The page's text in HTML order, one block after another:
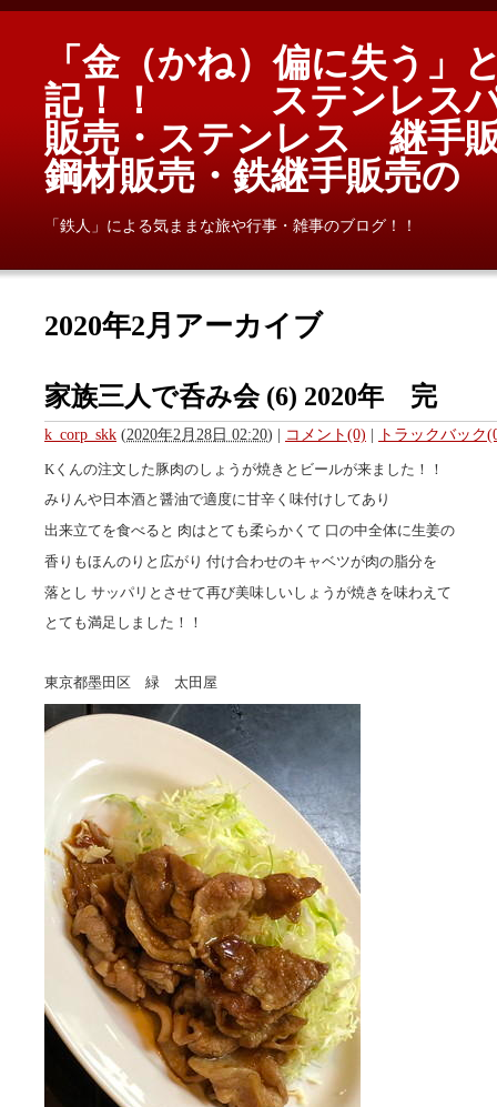
「金（かね）偏に失う」
記！！ ステンレスパ
販売・ステンレス 継
鋼材販売・鉄継手販
「鉄人」による気ままな旅や行事・雑事のブログ！！
2020年2月アーカイブ
家族三人で呑み会 (6) 2020年 完
k_corp_skk (2020年2月28日 02:20) | コメント(0) | トラックバック
Kくんの注文した豚肉のしょうが焼きとビールが来ました！！
みりんや日本酒と醤油で適度に甘辛く味付けしてあり
出来立てを食べると 肉はとても柔らかくて 口の中全体に生姜の
香りもほんのりと広がり 付け合わせのキャベツが肉の脂分を
落とし サッパリとさせて再び美味しいしょうが焼きを味わえて
とても満足しました！！
東京都墨田区 緑 太田屋